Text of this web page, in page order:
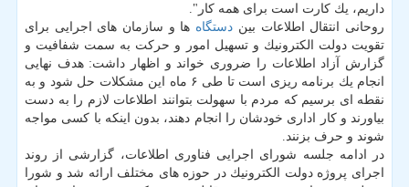
داریم، یك كارت است برای همه كار".
روحانی انتقال اطلاعات بین دستگاه ها و سازمان های اجرایی برای
تقویت دولت الكترونیك و تسهیل امور و حركت به سمت شفافیت و
گزارش آزاد اطلاعات را ضروری خواند و اظهار داشت: هدف نهایی
انجام یك برنامه ریزی است تا طی ۶ ماه این مشكلات حل شود و به
نقطه ای برسیم كه مردم با سهولت بتوانند اطلاعات لازم را به دست
بیاورند و كار اداری خودشان را انجام دهند، بدون اینكه با كسی مواجه
شوند و حرف بزنند.
در ادامه جلسه شورای اجرایی فناوری اطلاعات، گزارشی از روند
اجرای پروژه دولت الكترونیك در حوزه های مختلف ارائه شد و شورا